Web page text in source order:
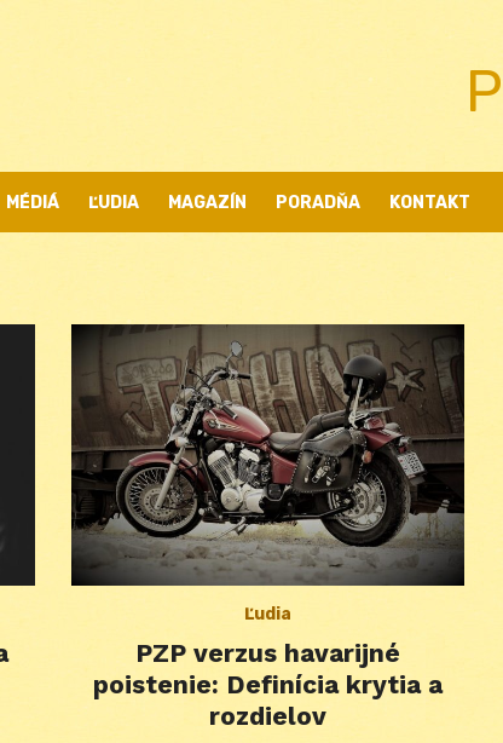
MÉDIÁ ĽUDIA MAGAZÍN PORADŇA KONTAKT
Ľudia
PZP verzus havarijné
poistenie: Definícia krytia a
rozdielov